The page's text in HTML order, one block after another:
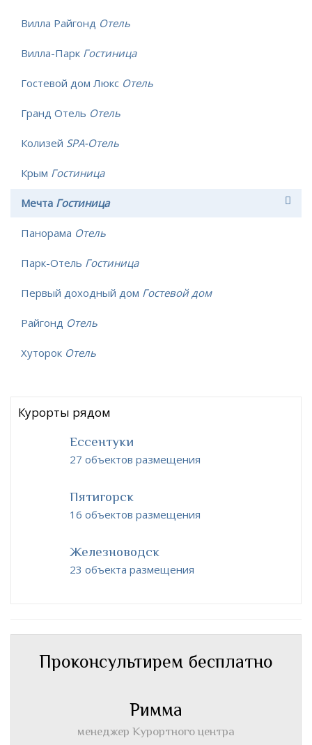
Вилла Райгонд Отель
Вилла-Парк Гостиница
Гостевой дом Люкс Отель
Гранд Отель Отель
Колизей SPA-Отель
Крым Гостиница
Мечта Гостиница
Панорама Отель
Парк-Отель Гостиница
Первый доходный дом Гостевой дом
Райгонд Отель
Хуторок Отель
Курорты рядом
Ессентуки
27 объектов размещения
Пятигорск
16 объектов размещения
Железноводск
23 объекта размещения
Проконсультирем бесплатно
Римма
менеджер Курортного центра